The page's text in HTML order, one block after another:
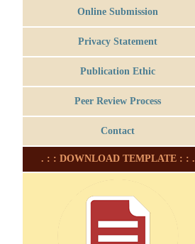
Online Submission
Privacy Statement
Publication Ethic
Peer Review Process
Contact
. : : DOWNLOAD TEMPLATE : : .